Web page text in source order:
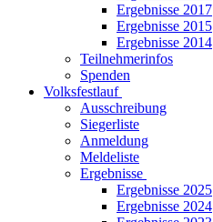
Ergebnisse 2017
Ergebnisse 2015
Ergebnisse 2014
Teilnehmerinfos
Spenden
Volksfestlauf
Ausschreibung
Siegerliste
Anmeldung
Meldeliste
Ergebnisse
Ergebnisse 2025
Ergebnisse 2024